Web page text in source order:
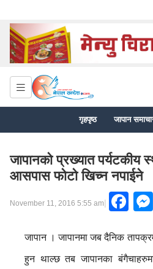
गृहपृष्ठ जापान
जापानको प्रख्यात पर्यटकीय
आसपास फोटो खिच्न नपाईने
November 11, 2016 5:55 am|
जापान । जापानमा जब दैनिक
हुन थाल्छ तब जापानका